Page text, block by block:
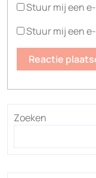
Stuur mij een
Stuur mij een
Zoeken